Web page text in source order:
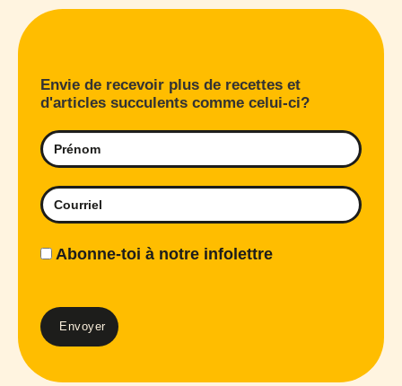
Envie de recevoir plus de recettes et
d'articles succulents comme celui-ci?
Abonne-toi à notre infolettre